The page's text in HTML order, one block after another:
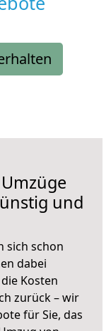
und
sich schon
dabei
Kosten
zurück – wir
für Sie, das